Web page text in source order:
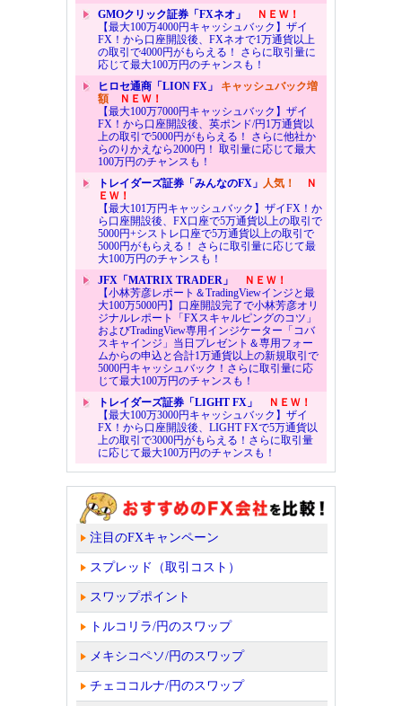
GMOクリック証券「FXネオ」
ＮＥＷ！
【最大100万4000円キャッシュバック】ザイ
FX！から口座開設後、FXネオで1万通貨以上
の取引で4000円がもらえる！ さらに取引量に
応じて最大100万円のチャンスも！
ヒロセ通商「LION FX」 キャッシュバック増
額ＮＥＷ！
【最大100万7000円キャッシュバック】ザイ
FX！から口座開設後、英ポンド/円1万通貨以
上の取引で5000円がもらえる！ さらに他社か
らのりかえなら2000円！ 取引量に応じて最大
100万円のチャンスも！
トレイダーズ証券「みんなのFX」 人気！
Ｎ
ＥＷ！
【最大101万円キャッシュバック】ザイFX！か
ら口座開設後、FX口座で5万通貨以上の取引で
5000円+シストレ口座で5万通貨以上の取引で
5000円がもらえる！ さらに取引量に応じて最
大100万円のチャンスも！
JFX「MATRIX TRADER」
ＮＥＷ！
【小林芳彦レポート＆TradingViewインジと最
大100万5000円】口座開設完了で小林芳彦オリ
ジナルレポート「FXスキャルピングのコツ」
およびTradingView専用インジケーター「コバ
スキャインジ」当日プレゼント＆専用フォー
ムからの申込と合計1万通貨以上の新規取引で
5000円キャッシュバック！さらに取引量に応
じて最大100万円のチャンスも！
トレイダーズ証券「LIGHT FX」
ＮＥＷ！
【最大100万3000円キャッシュバック】ザイ
FX！から口座開設後、LIGHT FXで5万通貨以
上の取引で3000円がもらえる！さらに取引量
に応じて最大100万円のチャンスも！
注目のFXキャンペーン
スプレッド（取引コスト）
スワップポイント
トルコリラ/円のスワップ
メキシコペソ/円のスワップ
チェココルナ/円のスワップ